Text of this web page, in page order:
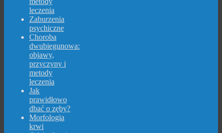
leczenia
Zaburzenia
psychiczne
Choroba
dwubiegunowa:
objawy,
przyczyny i
metody
leczenia
Jak
prawidłowo
dbać o zęby?
Morfologia
krwi